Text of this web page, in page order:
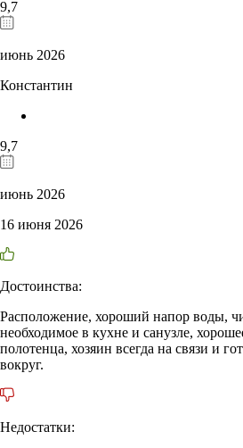
9,7
июнь 2026
Константин
9,7
июнь 2026
16 июня 2026
Достоинства:
Расположение, хороший напор воды,
необходимое в кухне и санузле,
полотенца, хозяин всегда на связи и
вокруг.
Недостатки: